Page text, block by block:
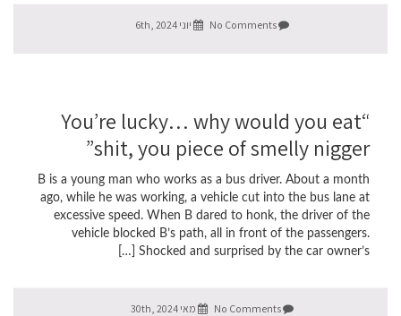
No Comments יוני 6th, 2024
“You’re lucky… why would you eat
shit, you piece of smelly nigger”
B is a young man who works as a bus driver. About a month
ago, while he was working, a vehicle cut into the bus lane at
excessive speed. When B dared to honk, the driver of the
vehicle blocked B’s path, all in front of the passengers.
Shocked and surprised by the car owner’s […]
No Comments מאי 30th, 2024